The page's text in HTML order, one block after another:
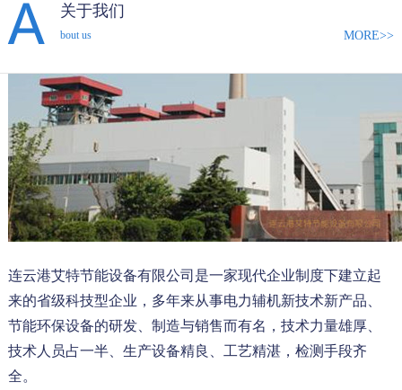
关于我们
bout us MORE>>
连云港艾特节能设备有限公司是一家现代企业制度下建立起
来的省级科技型企业，多年来从事电力辅机新技术新产品、
节能环保设备的研发、制造与销售而有名，技术力量雄厚、
技术人员占一半、生产设备精良、工艺精湛，检测手段齐
全。